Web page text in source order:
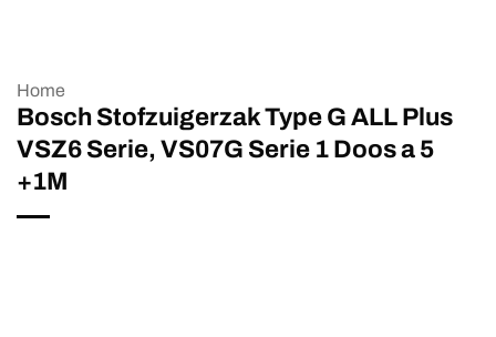
Home
Bosch Stofzuigerzak Type G ALL Plus
VSZ6 Serie, VS07G Serie 1 Doos a 5
+1M